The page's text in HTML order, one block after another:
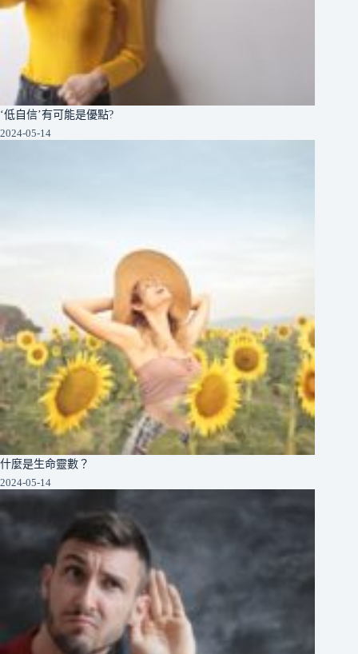
‘低自信’有可能是優點?
2024-05-14
什麼是生命靈數？
2024-05-14